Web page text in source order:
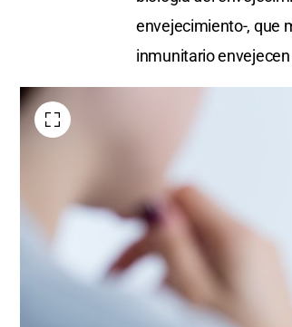
envejecimiento-, que
inmunitario